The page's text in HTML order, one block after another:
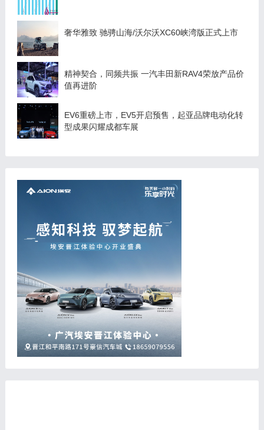
奢华雅致 驰骋山海/沃尔沃XC60峡湾版正式上市
精神契合，同频共振 一汽丰田新RAV4荣放产品价
值再进阶
EV6重磅上市，EV5开启预售，起亚品牌电动化转
型成果闪耀成都车展